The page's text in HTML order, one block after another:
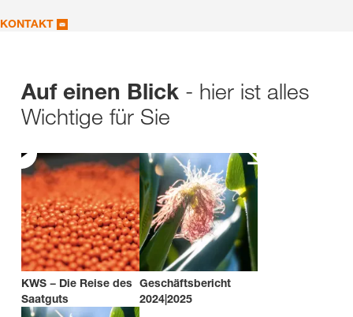
KONTAKT
Auf einen Blick - hier ist alles
Wichtige für Sie
KWS − Die Reise des
Saatguts
Geschäftsbericht
2024|2025